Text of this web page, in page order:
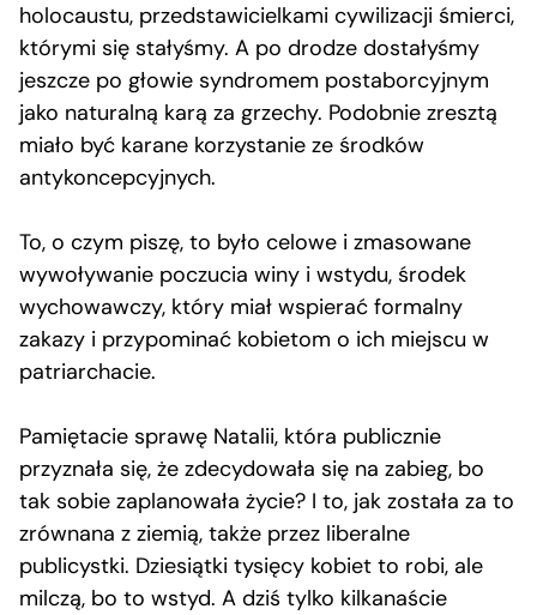
holocaustu, przedstawicielkami cywilizacji śmierci,
którymi się stałyśmy. A po drodze dostałyśmy
jeszcze po głowie syndromem postaborcyjnym
jako naturalną karą za grzechy. Podobnie zresztą
miało być karane korzystanie ze środków
antykoncepcyjnych.
To, o czym piszę, to było celowe i zmasowane
wywoływanie poczucia winy i wstydu, środek
wychowawczy, który miał wspierać formalny
zakazy i przypominać kobietom o ich miejscu w
patriarchacie.
Pamiętacie sprawę Natalii, która publicznie
przyznała się, że zdecydowała się na zabieg, bo
tak sobie zaplanowała życie? I to, jak została za to
zrównana z ziemią, także przez liberalne
publicystki. Dziesiątki tysięcy kobiet to robi, ale
milczą, bo to wstyd. A dziś tylko kilkanaście